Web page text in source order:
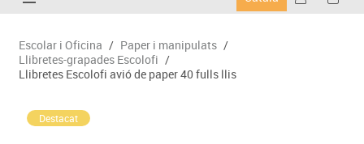
Escolar i Oficina / Paper i manipulats /
Llibretes-grapades Escolofi /
Llibretes Escolofi avió de paper 40 fulls llis
Destacat